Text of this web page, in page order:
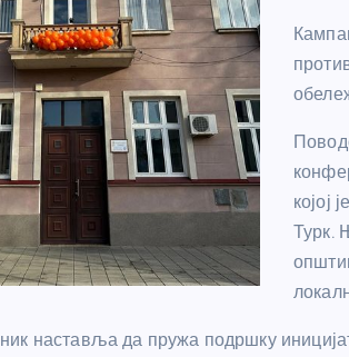
којој
Турк.
наставља да пружа подршку